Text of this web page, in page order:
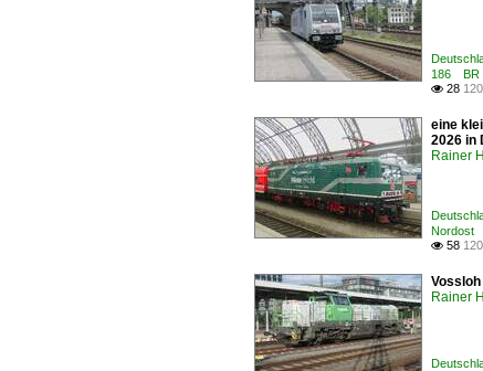
186 BR
 28
eine
2026 in
Rainer
Nordost
 58
Rainer